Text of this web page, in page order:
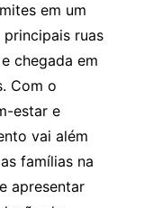
em um
ruas
chegada em
Com o
estar e
vai além
famílias na
apresentar